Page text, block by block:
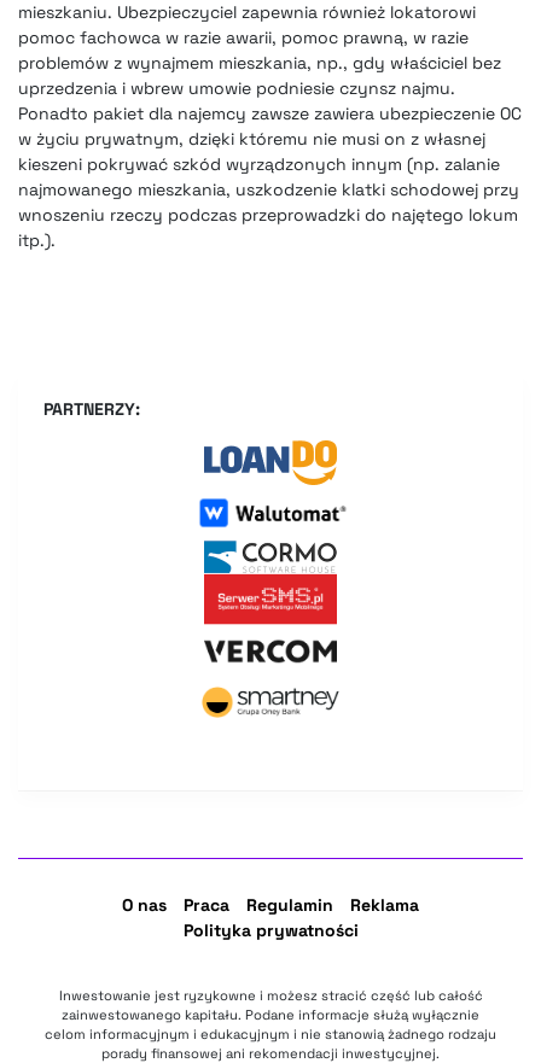
mieszkaniu. Ubezpieczyciel zapewnia również lokatorowi
pomoc fachowca w razie awarii, pomoc prawną, w razie
problemów z wynajmem mieszkania, np., gdy właściciel bez
uprzedzenia i wbrew umowie podniesie czynsz najmu.
Ponadto pakiet dla najemcy zawsze zawiera ubezpieczenie OC
w życiu prywatnym, dzięki któremu nie musi on z własnej
kieszeni pokrywać szkód wyrządzonych innym (np. zalanie
najmowanego mieszkania, uszkodzenie klatki schodowej przy
wnoszeniu rzeczy podczas przeprowadzki do najętego lokum
itp.).
PARTNERZY:
O nas Praca Regulamin
Reklama
Polityka prywatności
Inwestowanie jest ryzykowne i możesz stracić część lub całość
zainwestowanego kapitału. Podane informacje służą wyłącznie
celom informacyjnym i edukacyjnym i nie stanowią żadnego rodzaju
porady finansowej ani rekomendacji inwestycyjnej.